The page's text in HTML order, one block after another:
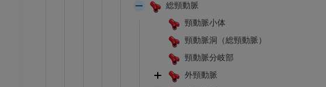
総頸動脈
頸動脈小体
頸動脈洞（総頸動脈）
頸動脈分岐部
外頸動脈